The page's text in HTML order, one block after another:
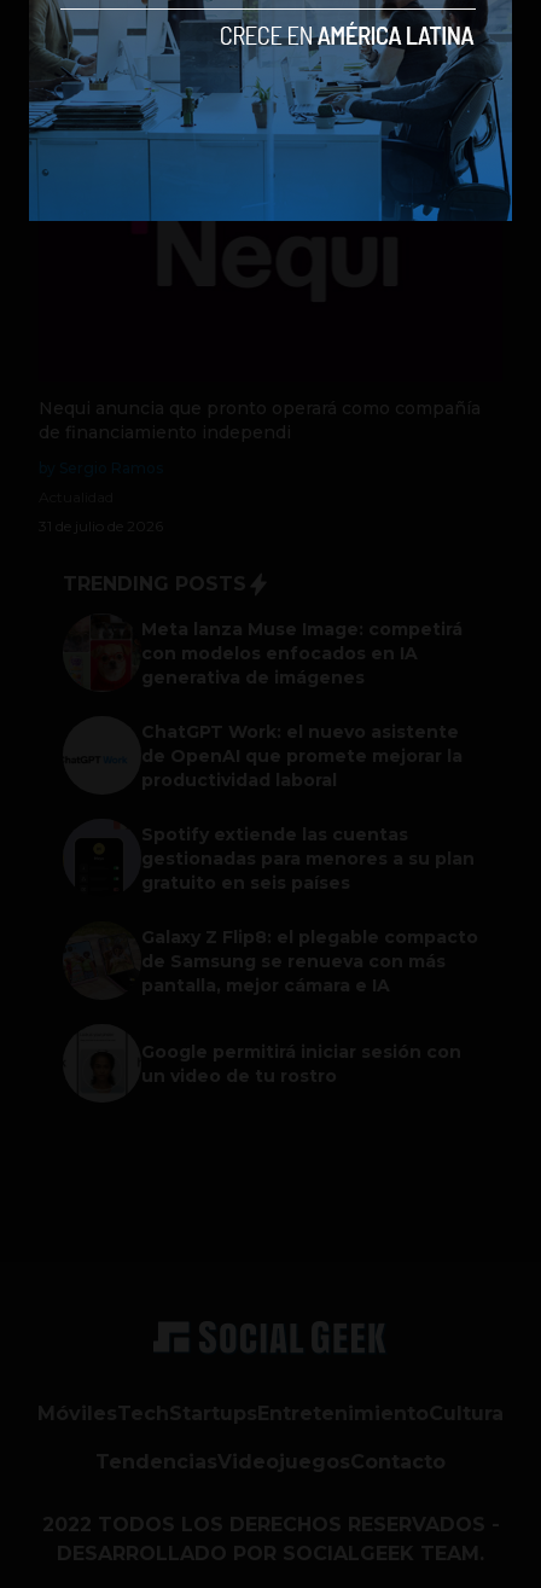
by Sergio Ramos
Actualidad
5 de agosto de 2026
Nequi anuncia que pronto operará como compañía
de financiamiento independi
31 de julio de 2026
TRENDING POSTS
Meta lanza Muse Image: competirá
con modelos enfocados en IA
generativa de imágenes
ChatGPT Work: el nuevo asistente
de OpenAI que promete mejorar la
productividad laboral
Spotify extiende las cuentas
gestionadas para menores a su plan
gratuito en seis países
Galaxy Z Flip8: el plegable compacto
de Samsung se renueva con más
pantalla, mejor cámara e IA
Google permitirá iniciar sesión con
un video de tu rostro